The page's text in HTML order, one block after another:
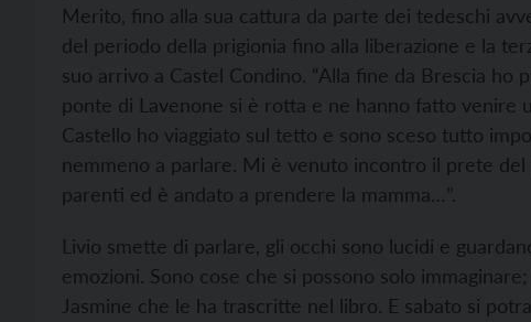
Merito, fino alla sua cattura da parte dei tedeschi
del periodo della prigionia fino alla liberazione e la
suo arrivo a Castel Condino. “Alla fine da Brescia ho
ponte di Lavenone si è rotta e ne hanno fatto venire
Castello ho viaggiato sul tetto e sono sceso tutto
nemmeno a parlare. Mi è venuto incontro il prete
parenti ed è andato a prendere la mamma…”.
Livio smette di parlare, gli occhi sono lucidi e
emozioni. Sono cose che si possono solo
Jasmine che le ha trascritte nel libro. E sabato si